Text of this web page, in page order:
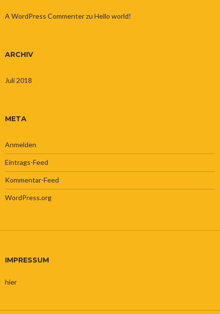
A WordPress Commenterzu Hello world!
ARCHIV
Juli 2018
META
Anmelden
Eintrags-Feed
Kommentar-Feed
WordPress.org
IMPRESSUM
hier